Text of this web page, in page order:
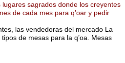
sagrados donde los creyentes
de cada mes para q’oar y pedir
las vendedoras del mercado La
de mesas para la q’oa. Mesas